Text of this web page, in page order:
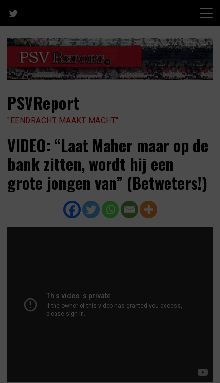
content
PSVReport
"EENDRACHT MAAKT MACHT"
VIDEO: “Laat Maher maar op de
bank zitten, wordt hij een
grote jongen van” (Betweters!)